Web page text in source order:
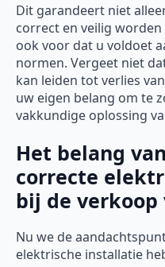
Dit garandeert niet
correct en veilig
ook voor dat u voldoet
normen. Vergeet niet
kan leiden tot verlies
uw eigen belang om te
vakkundige oplossing
Het belang
correcte
bij de verkoop
Nu we de
elektrische installatie